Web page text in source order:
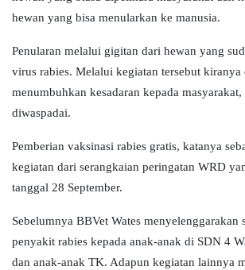
hewan yang bisa menularkan ke manusia.
Penularan melalui gigitan dari hewan yang
virus rabies. Melalui kegiatan tersebut kiranya
menumbuhkan kesadaran kepada
diwaspadai.
Pemberian vaksinasi rabies gratis, katanya
kegiatan dari serangkaian peringatan WRD
tanggal 28 September.
Sebelumnya BBVet Wates menyelenggarakan
penyakit rabies kepada anak-anak di SDN 4
dan anak-anak TK. Adapun kegiatan lainnya